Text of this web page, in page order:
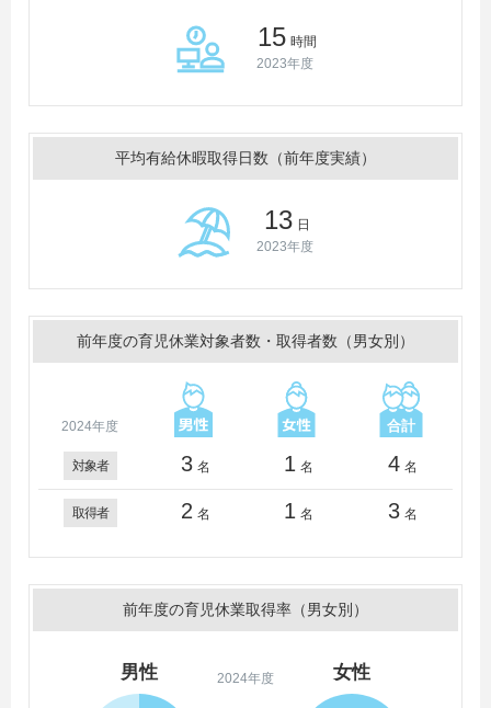
15 時間
2023年度
平均有給休暇取得日数（前年度実績）
13 日
2023年度
前年度の育児休業対象者数・取得者数（男女別）
2024年度
対象者 3 名 1 名 4 名
取得者 2 名 1 名 3 名
前年度の育児休業取得率（男女別）
2024年度
男性 女性